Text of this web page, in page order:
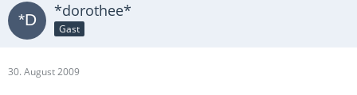
*dorothee*
Gast
30. August 2009